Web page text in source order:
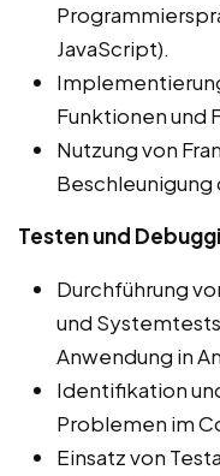
JavaScript).
Funktionen und
Nutzung von
Testen und
Durchführung
und
Anwendung in
Identifikation
Problemen im
Einsatz von